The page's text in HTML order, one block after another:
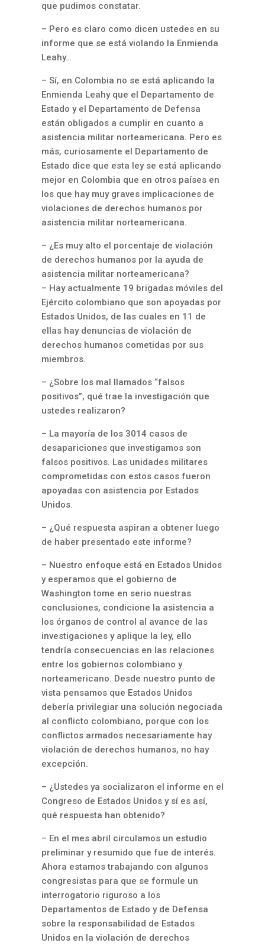
que pudimos constatar.
– Pero es claro como dicen ustedes en su
informe que se está violando la Enmienda
Leahy…
– Sí, en Colombia no se está aplicando la
Enmienda Leahy que el Departamento de
Estado y el Departamento de Defensa
están obligados a cumplir en cuanto a
asistencia militar norteamericana. Pero es
más, curiosamente el Departamento de
Estado dice que esta ley se está aplicando
mejor en Colombia que en otros países en
los que hay muy graves implicaciones de
violaciones de derechos humanos por
asistencia militar norteamericana.
– ¿Es muy alto el porcentaje de violación
de derechos humanos por la ayuda de
asistencia militar norteamericana?
– Hay actualmente 19 brigadas móviles del
Ejército colombiano que son apoyadas por
Estados Unidos, de las cuales en 11 de
ellas hay denuncias de violación de
derechos humanos cometidas por sus
miembros.
– ¿Sobre los mal llamados “falsos
positivos”, qué trae la investigación que
ustedes realizaron?
– La mayoría de los 3014 casos de
desapariciones que investigamos son
falsos positivos. Las unidades militares
comprometidas con estos casos fueron
apoyadas con asistencia por Estados
Unidos.
– ¿Qué respuesta aspiran a obtener luego
de haber presentado este informe?
– Nuestro enfoque está en Estados Unidos
y esperamos que el gobierno de
Washington tome en serio nuestras
conclusiones, condicione la asistencia a
los órganos de control al avance de las
investigaciones y aplique la ley, ello
tendría consecuencias en las relaciones
entre los gobiernos colombiano y
norteamericano. Desde nuestro punto de
vista pensamos que Estados Unidos
debería privilegiar una solución negociada
al conflicto colombiano, porque con los
conflictos armados necesariamente hay
violación de derechos humanos, no hay
excepción.
– ¿Ustedes ya socializaron el informe en el
Congreso de Estados Unidos y sí es así,
qué respuesta han obtenido?
– En el mes abril circulamos un estudio
preliminar y resumido que fue de interés.
Ahora estamos trabajando con algunos
congresistas para que se formule un
interrogatorio riguroso a los
Departamentos de Estado y de Defensa
sobre la responsabilidad de Estados
Unidos en la violación de derechos